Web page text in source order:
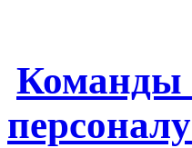
Команды